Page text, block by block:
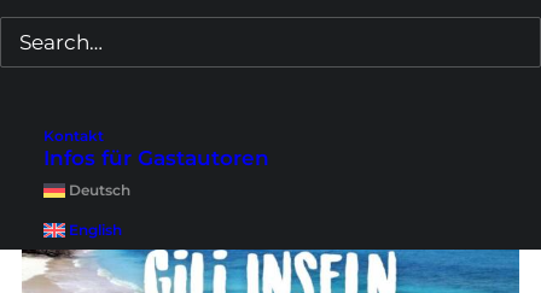
Kontakt
Infos für Gastautoren
Deutsch
English
Egal, ob du Bangkok mit der Bahn, dem Taxi,
dem Bus oder Boot durchquerst. Hier findest du